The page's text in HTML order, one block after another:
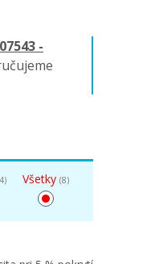
-
Všetky (8)